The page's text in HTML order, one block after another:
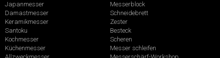
Japanmesser
Damastmesser
Keramikmesser
Santoku
Kochmesser
Küchenmesser
Messerblock
Schneidebrett
Zester
Besteck
Scheren
Messer schleifen